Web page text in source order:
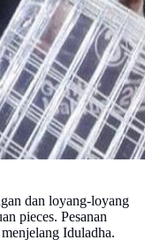
dan loyang-loyang
pieces. Pesanan
Iduladha.